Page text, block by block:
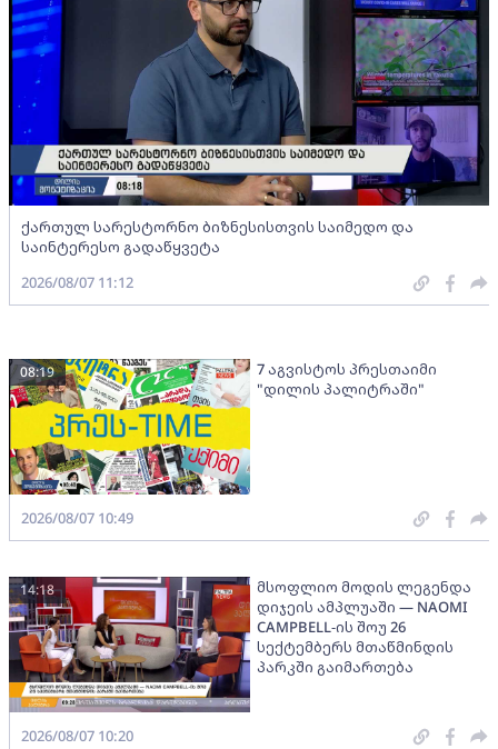
ქართულ სარესტორნო ბიზნესისთვის საიმედო და
საინტერესო გადაწყვეტა
2026/08/07 11:12
7 აგვისტოს პრესთაიმი
"დილის პალიტრაში"
08:19
2026/08/07 10:49
მსოფლიო მოდის ლეგენდა
დიჯეის ამპლუაში — NAOMI
CAMPBELL-ის შოუ 26
სექტემბერს მთაწმინდის
პარკში გაიმართება
14:18
2026/08/07 10:20